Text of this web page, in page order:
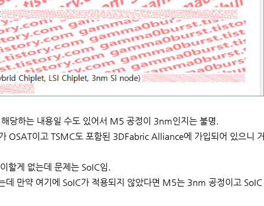
당하는 내용일 수도 있어서 M5 공정이 3nm인지는 불명.
OSAT이고 TSMC도 포함된 3DFabric Alliance에 가입되어 있으니 거
할게 없는데 문제는 SoIC임.
만약 여기에 SoIC가 적용되지 않았다면 M5는 3nm 공정이고 SoIC